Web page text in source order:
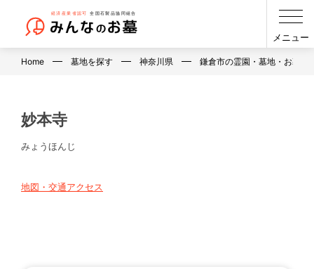
メニュー
Home 墓地を探す 神奈川県 鎌倉市の霊園・墓地・お墓
妙本寺
みょうほんじ
地図・交通アクセス